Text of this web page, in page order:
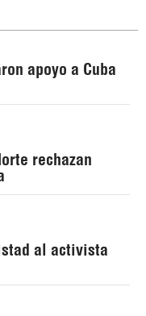
apoyo a Cuba
rechazan
al activista